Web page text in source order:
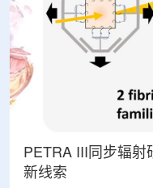
PETRA III同步辐射
新线索